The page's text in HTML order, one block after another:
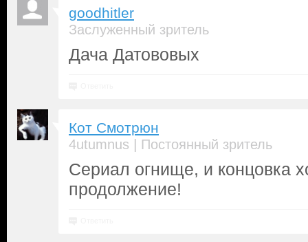
goodhitler
Заслуженный зритель
Дача Датововых
Кот Смотрюн
4utumnus | Постоянный зритель
Сериал огнище, и концовка
продолжение!